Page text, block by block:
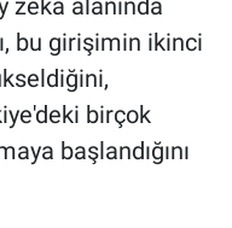
zeka alanında
bu girişimin ikinci
birçok
başlandığını